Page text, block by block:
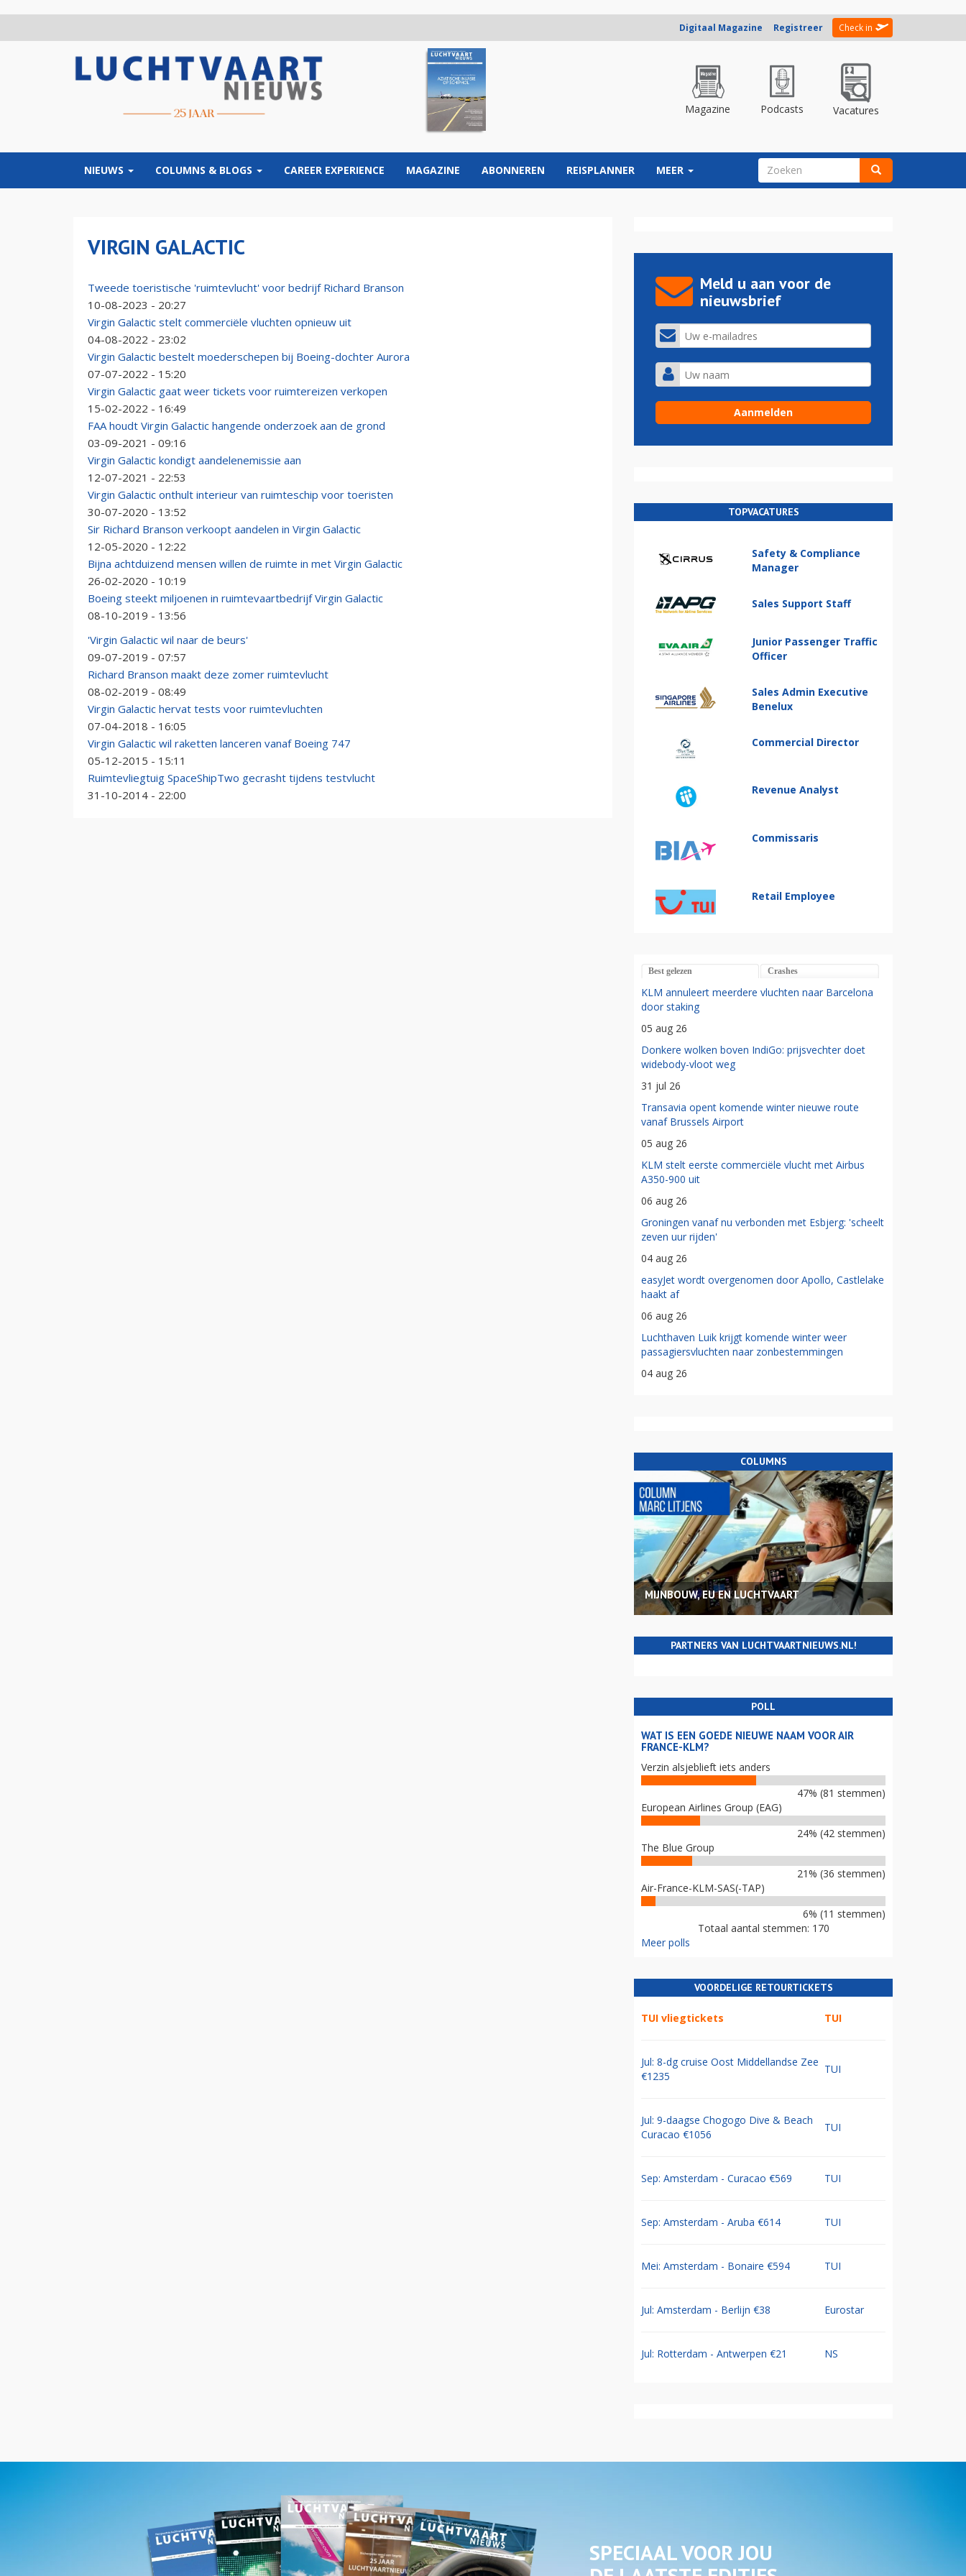
Digitaal Magazine Registreer Check in
Magazine Podcasts Vacatures
NIEUWS COLUMNS & BLOGS CAREER EXPERIENCE MAGAZINE ABONNEREN REISPLANNER MEER ZOEKVELD
VIRGIN GALACTIC
Tweede toeristische 'ruimtevlucht' voor bedrijf Richard Branson
10-08-2023 - 20:27
Virgin Galactic stelt commerciële vluchten opnieuw uit
04-08-2022 - 23:02
Virgin Galactic bestelt moederschepen bij Boeing-dochter Aurora
07-07-2022 - 15:20
Virgin Galactic gaat weer tickets voor ruimtereizen verkopen
15-02-2022 - 16:49
FAA houdt Virgin Galactic hangende onderzoek aan de grond
03-09-2021 - 09:16
Virgin Galactic kondigt aandelenemissie aan
12-07-2021 - 22:53
Virgin Galactic onthult interieur van ruimteschip voor toeristen
30-07-2020 - 13:52
Sir Richard Branson verkoopt aandelen in Virgin Galactic
12-05-2020 - 12:22
Bijna achtduizend mensen willen de ruimte in met Virgin Galactic
26-02-2020 - 10:19
Boeing steekt miljoenen in ruimtevaartbedrijf Virgin Galactic
08-10-2019 - 13:56
'Virgin Galactic wil naar de beurs'
09-07-2019 - 07:57
Richard Branson maakt deze zomer ruimtevlucht
08-02-2019 - 08:49
Virgin Galactic hervat tests voor ruimtevluchten
07-04-2018 - 16:05
Virgin Galactic wil raketten lanceren vanaf Boeing 747
05-12-2015 - 15:11
Ruimtevliegtuig SpaceShipTwo gecrasht tijdens testvlucht
31-10-2014 - 22:00
Meld u aan voor de
nieuwsbrief
TOPVACATURES
Safety & Compliance
Manager
Sales Support Staff
Junior Passenger Traffic
Officer
Sales Admin Executive
Benelux
Commercial Director
Revenue Analyst
Commissaris
Retail Employee
Best gelezen Crashes
KLM annuleert meerdere vluchten naar Barcelona
door staking
05 aug 26
Donkere wolken boven IndiGo: prijsvechter doet
widebody-vloot weg
31 jul 26
Transavia opent komende winter nieuwe route
vanaf Brussels Airport
05 aug 26
KLM stelt eerste commerciële vlucht met Airbus
A350-900 uit
06 aug 26
Groningen vanaf nu verbonden met Esbjerg: 'scheelt
zeven uur rijden'
04 aug 26
easyJet wordt overgenomen door Apollo, Castlelake
haakt af
06 aug 26
Luchthaven Luik krijgt komende winter weer
passagiersvluchten naar zonbestemmingen
04 aug 26
COLUMNS
MIJNBOUW, EU EN LUCHTVAART
PARTNERS VAN LUCHTVAARTNIEUWS.NL!
POLL
WAT IS EEN GOEDE NIEUWE NAAM VOOR AIR
FRANCE-KLM?
Verzin alsjeblieft iets anders
47% (81 stemmen)
European Airlines Group (EAG)
24% (42 stemmen)
The Blue Group
21% (36 stemmen)
Air-France-KLM-SAS(-TAP)
6% (11 stemmen)
Totaal aantal stemmen: 170
Meer polls
VOORDELIGE RETOURTICKETS
TUI vliegtickets TUI
Jul: 8-dg cruise Oost Middellandse Zee
€1235
TUI
Jul: 9-daagse Chogogo Dive & Beach
Curacao €1056
TUI
Sep: Amsterdam - Curacao €569 TUI
Sep: Amsterdam - Aruba €614 TUI
Mei: Amsterdam - Bonaire €594 TUI
Jul: Amsterdam - Berlijn €38 Eurostar
Jul: Rotterdam - Antwerpen €21 NS
SPECIAAL VOOR JOU